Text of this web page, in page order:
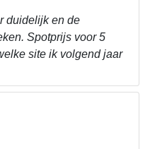
duidelijk en de
Spotprijs voor 5
site ik volgend jaar